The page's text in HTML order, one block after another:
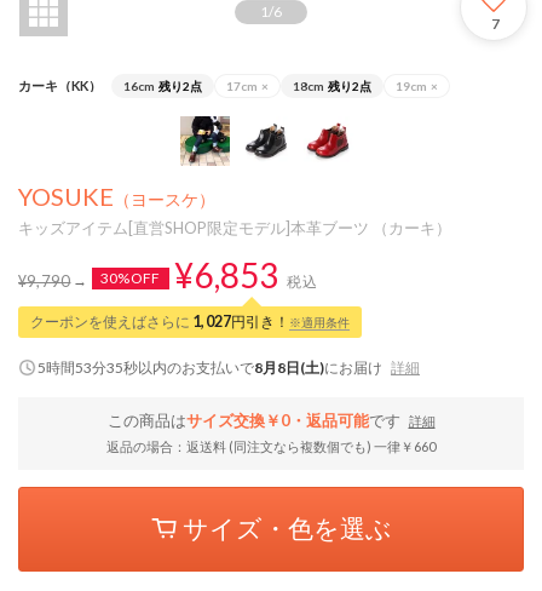
1 /6
7
カーキ（KK） 16cm 残り2点 17cm × 18cm 残り2点 19cm ×
YOSUKE （ヨースケ）
キッズアイテム[直営SHOP限定モデル]本革ブーツ （カーキ）
¥9,790 30%OFF ¥6,853 税込
クーポンを使えばさらに 1,027円引き！ ※適用条件
5時間53分34秒以内のお支払いで8月8日(土)にお届け 詳細
この商品はサイズ交換￥0・返品可能です
詳細
返品の場合：返送料 (同注文なら複数個でも) 一律￥660
サイズ・色を選ぶ